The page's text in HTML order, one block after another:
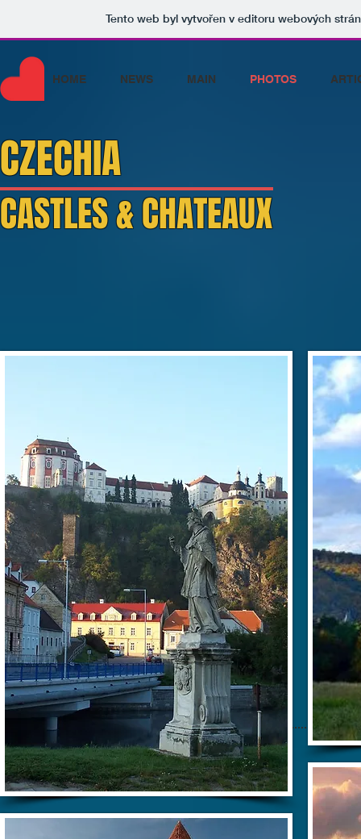
Tento web byl vytvořen v editoru webových
HOME NEWS MAIN PHOTOS
CZECHIA
CASTLES & CHATEAUX